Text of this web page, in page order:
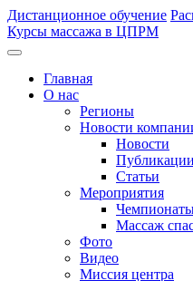
Дистанционное обучение
Курсы массажа в ЦПРМ
Главная
О нас
Регионы
Новости
Новости
Статьи
Мероприятия
Массаж
Фото
Видео
Миссия центра